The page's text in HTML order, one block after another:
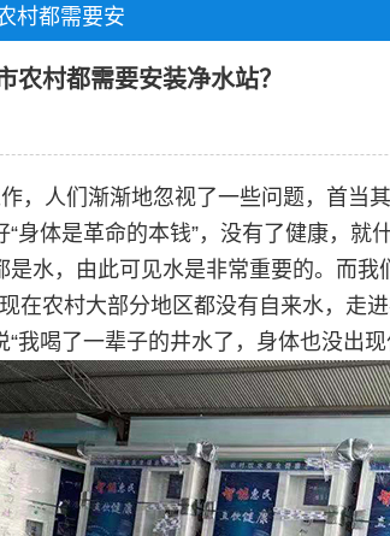
村都需要安
农村都需要安装净水站？
，人们渐渐地忽视了一些问题，首当
身体是革命的本钱”，没有了健康，
水，由此可见水是非常重要的。而我
在农村大部分地区都没有自来水，走
我喝了一辈子的井水了，身体也没出